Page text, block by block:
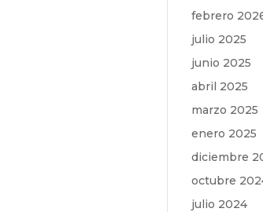
febrero
julio 2025
junio 2025
abril 2025
marzo 2025
enero 2025
diciembre
octubre
julio 2024